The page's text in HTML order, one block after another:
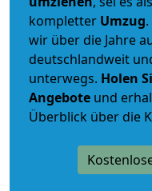
kompletter Umzug
wir über die Jahre
deutschlandweit
unterwegs. Holen
Angebote und
Überblick über die